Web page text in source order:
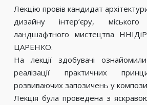
Лекцію провів кандидат
дизайну інтер’єру,
ландшафтного мистецтва
ЦАРЕНКО.
На лекції здобувачі
реалізації практичних
розвиваючих запозичень у
Лекція була проведена з